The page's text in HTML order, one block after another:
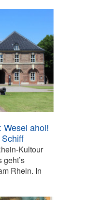
Wesel ahoi!
Kultour
Rhein. In